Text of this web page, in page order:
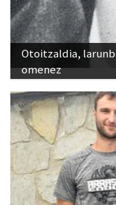
Otoitzaldia,
omenez